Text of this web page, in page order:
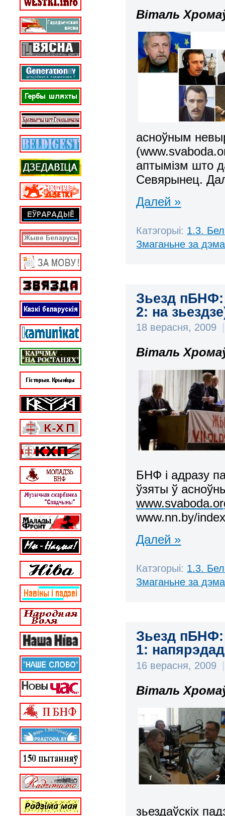
Віталь
асноўным
(
аптымізм што
Севярынец.
Далей »
Катэгорыі: 1.3.
Змаганьне за
Зьезд пБНФ:
2: на
18 верасня, 2009
Віталь
БНФ і адразу
ўзяты ў
www.nn.by/
Далей »
Катэгорыі: 1.3.
Змаганьне за
Зьезд пБНФ:
1:
16 верасня, 2009
Віталь
зьездаўскіх